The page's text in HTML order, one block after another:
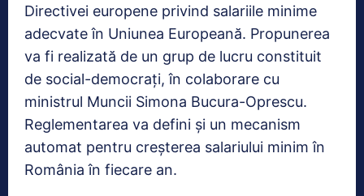
Directivei europene privind salariile minime
adecvate în Uniunea Europeană. Propunerea
va fi realizată de un grup de lucru constituit
de social-democrați, în colaborare cu
ministrul Muncii Simona Bucura-Oprescu.
Reglementarea va defini și un mecanism
automat pentru creșterea salariului minim în
România în fiecare an.